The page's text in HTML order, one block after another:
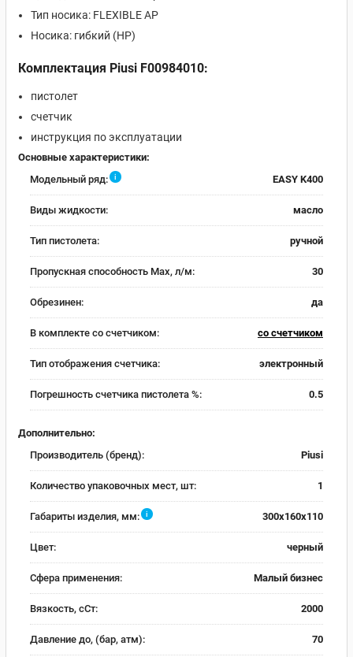
Тип носика: FLEXIBLE AP
Носика: гибкий (HP)
Комплектация Piusi F00984010:
пистолет
счетчик
инструкция по эксплуатации
Основные характеристики:
Модельный ряд:
i EASY K400
Виды жидкости: масло
Тип пистолета: ручной
Пропускная способность Max, л/м: 30
Обрезинен: да
В комплекте со счетчиком: со счетчиком
Тип отображения счетчика: электронный
Погрешность счетчика пистолета %: 0.5
Дополнительно:
Производитель (бренд):
Piusi
Количество упаковочных мест, шт: 1
Габариты изделия, мм: i 300х160х110
Цвет: черный
Сфера применения: Малый бизнес
Вязкость, сСт: 2000
Давление до, (бар, атм): 70